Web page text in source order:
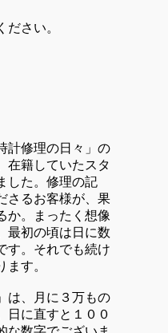
ださい。
計修理の日々」の
在籍していたスタ
した。修理の記
さるお客様が、果
か。まったく想像
最初の頃は日に数
す。それでも続け
す。
は、月に３万もの
日に直すと１００